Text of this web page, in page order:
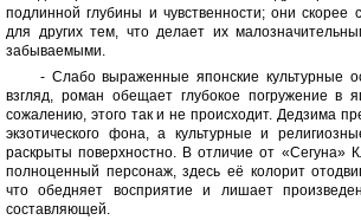
подлинной глубины и чувственности; они скорее
для других тем, что делает их
забываемыми.
- Слабо выраженные японские культурные
взгляд, роман обещает глубокое погружение в
сожалению, этого так и не происходит. Дедзима
экзотического фона, а культурные и
раскрыты поверхностно. В отличие от «Сегуна»
полноценный персонаж, здесь её колорит
что обедняет восприятие и лишает
составляющей.